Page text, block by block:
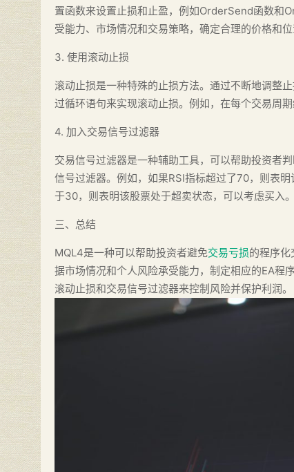
置函数来设置止损和止盈，例如OrderSend函数和
受能力、市场情况和交易策略，确定合理的价格和位
3. 使用滚动止损
滚动止损是一种特殊的止损方法。通过不断地调整
过循环语句来实现滚动止损。例如，在每个交易周
4. 加入交易信号过滤器
交易信号过滤器是一种辅助工具，可以帮助投资者
信号过滤器。例如，如果RSI指标超过了70，则表
于30，则表明该股票处于超卖状态，可以考虑买入。
三、总结
MQL4是一种可以帮助投资者避免交易亏损的程序
据市场情况和个人风险承受能力，制定相应的EA程
滚动止损和交易信号过滤器来控制风险并保护利润。